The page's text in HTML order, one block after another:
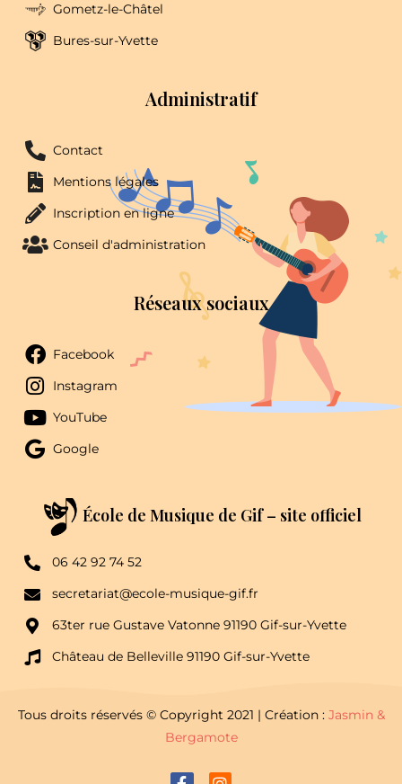
Gometz-le-Châtel
Bures-sur-Yvette
Administratif
Contact
Mentions légales
Inscription en ligne
Conseil d'administration
Réseaux sociaux
Facebook
Instagram
YouTube
Google
École de Musique de Gif – site officiel
06 42 92 74 52
secretariat@ecole-musique-gif.fr
63ter rue Gustave Vatonne 91190 Gif-sur-Yvette
Château de Belleville 91190 Gif-sur-Yvette
Tous droits réservés © Copyright 2021 | Création : Jasmin &
Bergamote